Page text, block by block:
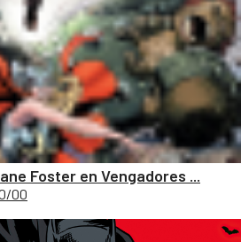
Foster en Vengadores ...
00